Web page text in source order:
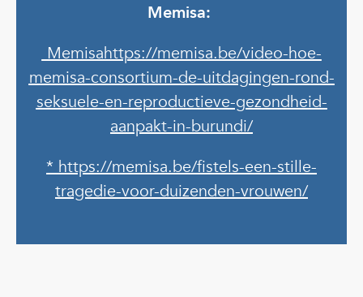
Memisa:
Memisahttps://memisa.be/video-hoe-
memisa-consortium-de-uitdagingen-rond-
seksuele-en-reproductieve-gezondheid-
aanpakt-in-burundi/
* https://memisa.be/fistels-een-stille-
tragedie-voor-duizenden-vrouwen/